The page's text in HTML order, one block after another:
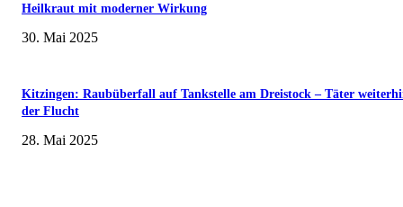
Heilkraut mit moderner Wirkung
30. Mai 2025
Kitzingen: Raubüberfall auf Tankstelle am Dreistock – Täter
der Flucht
28. Mai 2025